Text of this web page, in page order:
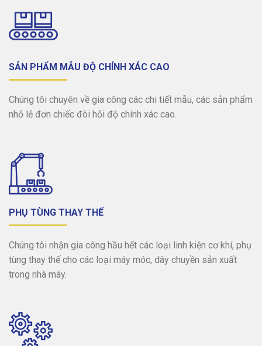
SẢN PHẨM MẪU ĐỘ CHÍNH XÁC CAO
Chúng tôi chuyên về gia công các chi tiết mẫu, các sản phẩm
nhỏ lẻ đơn chiếc đòi hỏi độ chính xác cao.
PHỤ TÙNG THAY THẾ
Chúng tôi nhận gia công hầu hết các loại linh kiện cơ khí, phụ
tùng thay thế cho các loại máy móc, dây chuyền sản xuất
trong nhà máy.